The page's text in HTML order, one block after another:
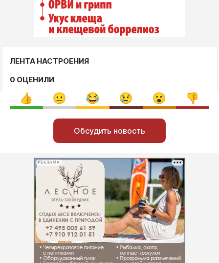
ЛЕНТА НАСТРОЕНИЯ
0 ОЦЕНИЛИ
Обсудить новость
РЕКЛАМА